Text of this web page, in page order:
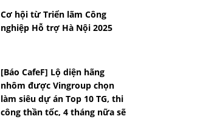
Cơ hội từ Triển lãm Công
nghiệp Hỗ trợ Hà Nội 2025
[Báo CafeF] Lộ diện hãng
nhôm được Vingroup chọn
làm siêu dự án Top 10 TG, thi
công thần tốc, 4 tháng nữa sẽ